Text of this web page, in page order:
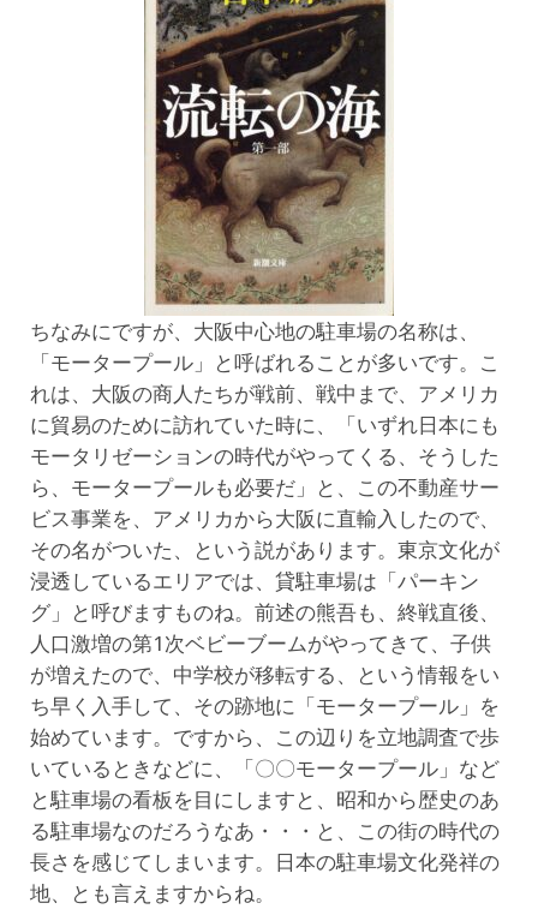
ちなみにですが、大阪中心地の駐車場の名称は、
「モータープール」と呼ばれることが多いです。こ
れは、大阪の商人たちが戦前、戦中まで、アメリカ
に貿易のために訪れていた時に、「いずれ日本にも
モータリゼーションの時代がやってくる、そうした
ら、モータープールも必要だ」と、この不動産サー
ビス事業を、アメリカから大阪に直輸入したので、
その名がついた、という説があります。東京文化が
浸透しているエリアでは、貸駐車場は「パーキン
グ」と呼びますものね。前述の熊吾も、終戦直後、
人口激増の第1次ベビーブームがやってきて、子供
が増えたので、中学校が移転する、という情報をい
ち早く入手して、その跡地に「モータープール」を
始めています。ですから、この辺りを立地調査で歩
いているときなどに、「〇〇モータープール」など
と駐車場の看板を目にしますと、昭和から歴史のあ
る駐車場なのだろうなあ・・・と、この街の時代の
長さを感じてしまいます。日本の駐車場文化発祥の
地、とも言えますからね。